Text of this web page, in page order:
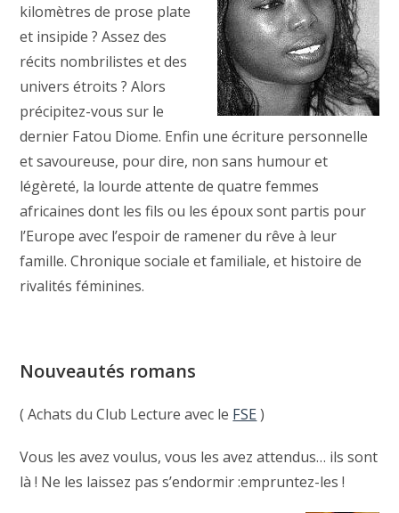
kilomètres de prose plate
et insipide ? Assez des
récits nombrilistes et des
univers étroits ? Alors
précipitez-vous sur le
dernier Fatou Diome. Enfin une écriture personnelle
et savoureuse, pour dire, non sans humour et
légèreté, la lourde attente de quatre femmes
africaines dont les fils ou les époux sont partis pour
l’Europe avec l’espoir de ramener du rêve à leur
famille. Chronique sociale et familiale, et histoire de
rivalités féminines.
Nouveautés romans
( Achats du Club Lecture avec le FSE)
Vous les avez voulus, vous les avez attendus… ils sont
là ! Ne les laissez pas s’endormir :empruntez-les !